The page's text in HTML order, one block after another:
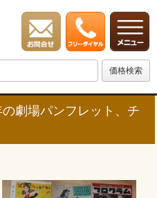
劇場パンフレット、チ